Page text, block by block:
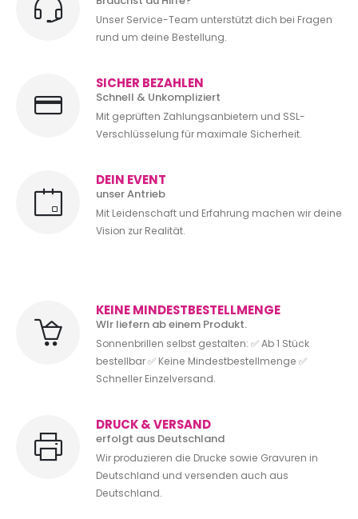
Unser Service-Team unterstützt dich bei Fragen
rund um deine Bestellung.
SICHER BEZAHLEN
Schnell & Unkompliziert
Mit geprüften Zahlungsanbietern und SSL-
Verschlüsselung für maximale Sicherheit.
DEIN EVENT
unser Antrieb
Mit Leidenschaft und Erfahrung machen wir deine
Vision zur Realität.
KEINE MINDESTBESTELLMENGE
WIr liefern ab einem Produkt.
Sonnenbrillen selbst gestalten: ✅ Ab 1 Stück
bestellbar ✅ Keine Mindestbestellmenge ✅
Schneller Einzelversand.
DRUCK & VERSAND
erfolgt aus Deutschland
Wir produzieren die Drucke sowie Gravuren in
Deutschland und versenden auch aus
Deutschland.